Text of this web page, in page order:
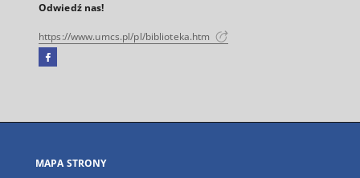
Odwiedź nas!
https://www.umcs.pl/pl/biblioteka.htm
Facebook
się
karcie
MAPA STRONY